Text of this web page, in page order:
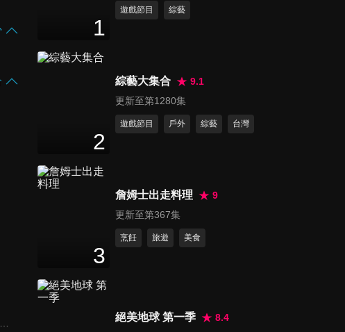
田親身實驗，替觀眾解決生活的大小事，傳授生活密技讓你「一次搞定」！
1
遊戲節目 綜藝
2
綜藝大集合
9.1
更新至第1280集
遊戲節目 戶外 綜藝 台灣
3
詹姆士出走料理
9
更新至第367集
烹飪 旅遊 美食
絕美地球 第一季 8.4